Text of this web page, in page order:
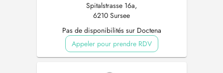
Spitalstrasse 16a,
6210 Sursee
Pas de disponibilités sur Doctena
Appeler pour prendre RDV